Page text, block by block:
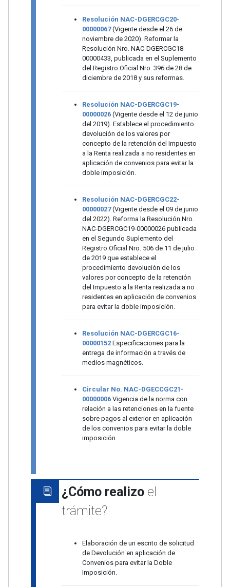
Resolución NAC-DGERCGC20-
00000067(Vigente desde el 26 de
noviembre de 2020). Reformar la
Resolución Nro. NAC-DGERCGC18-
00000433, publicada en el Suplemento
del Registro Oficial Nro. 396 de 28 de
diciembre de 2018 y sus reformas.
Resolución NAC-DGERCGC19-
00000026(Vigente desde el 12 de junio
del 2019). Establece el procedimiento
devolución de los valores por
concepto de la retención del Impuesto
a la Renta realizada a no residentes en
aplicación de convenios para evitar la
doble imposición.
Resolución NAC-DGERCGC22-
00000027(Vigente desde el 09 de junio
del 2022). Reforma la Resolución Nro.
NAC-DGERCGC19-00000026 publicada
en el Segundo Suplemento del
Registro Oficial Nro. 506 de 11 de julio
de 2019 que establece el
procedimiento devolución de los
valores por concepto de la retención
del Impuesto a la Renta realizada a no
residentes en aplicación de convenios
para evitar la doble imposición.
Resolución NAC-DGERCGC16-
00000152Especificaciones para la
entrega de información a través de
medios magnéticos.
Circular No. NAC-DGECCGC21-
00000006Vigencia de la norma con
relación a las retenciones en la fuente
sobre pagos al exterior en aplicación
de los convenios para evitar la doble
imposición.
¿Cómo realizoel
trámite?
Elaboración de un escrito de solicitud
de Devolución en aplicación de
Convenios para evitar la Doble
Imposición.